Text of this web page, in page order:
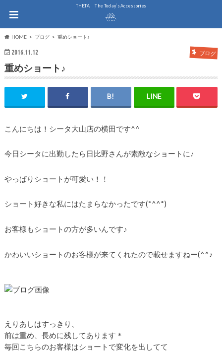
THE.TA The Today`s Accessories
HOME ブログ 重めショート♪
2016.11.12 ブログ
重めショート♪
こんにちは！シータ大山店の横田です^^
今日シータに出勤したら日比野さんが素敵なショートに♪
やっぱりショートが可愛い！！
ショート好きな私にはたまらなかったです(*^^*)
お客様もショートの方が多いんです♪
かわいいショートのお客様が来てくれたので載せますねー(^^♪
えりあしはすっきり、
前は重め、長めに残してあります＊
毎回こちらのお客様はショートで変化を出してて